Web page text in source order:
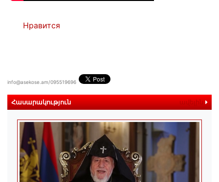
Нравится
info@asekose.am/095519696
Հասարակություն ավելին